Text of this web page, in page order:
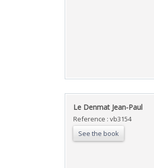
‎Le Denmat Jean-Paul‎
Reference : vb3154
See the book